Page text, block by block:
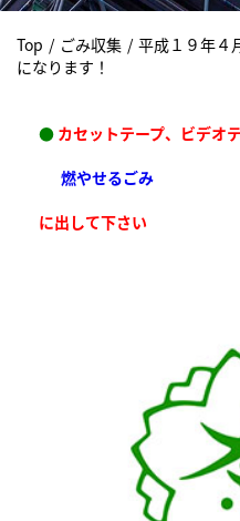
Top / ごみ収集 / 平成１９年４
になります！
● カセットテープ、ビデオ
燃やせるごみ
に出して下さい